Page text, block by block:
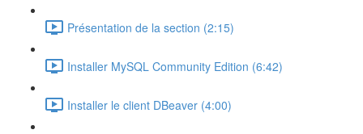
Présentation de la section (2:15)
Installer MySQL Community Edition (6:42)
Installer le client DBeaver (4:00)